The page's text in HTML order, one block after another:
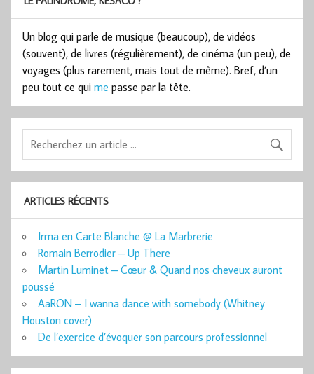
Un blog qui parle de musique (beaucoup), de vidéos
(souvent), de livres (régulièrement), de cinéma (un peu), de
voyages (plus rarement, mais tout de même). Bref, d’un
peu tout ce qui me passe par la tête.
ARTICLES RÉCENTS
Irma en Carte Blanche @ La Marbrerie
Romain Berrodier – Up There
Martin Luminet – Cœur & Quand nos cheveux auront
poussé
AaRON – I wanna dance with somebody (Whitney
Houston cover)
De l’exercice d’évoquer son parcours professionnel